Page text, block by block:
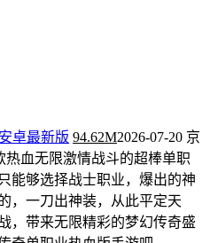
卓最新版 94.62M2026-07-20 京
热血无限激情战斗的超棒单职
能够选择战士职业，爆出的神
，一刀出神装，从此平定天
，带来无限精彩的梦幻传奇盛